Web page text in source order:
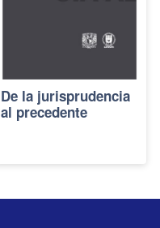
De la jurisprudencia
al precedente